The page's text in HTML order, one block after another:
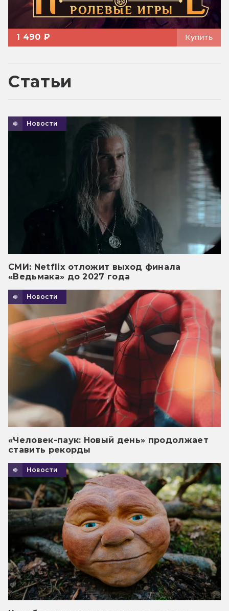
1 490 ₽ Купить
Статьи
Новости
СМИ: Netflix отложит выход финала
«Ведьмака» до 2027 года
Новости
«Человек-паук: Новый день» продолжает
ставить рекорды
Новости